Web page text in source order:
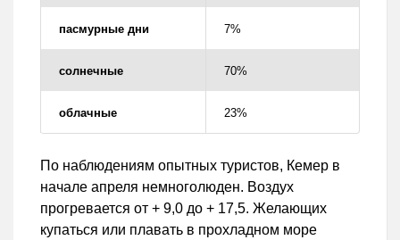
пасмурные дни 7%
солнечные 70%
облачные 23%
По наблюдениям опытных туристов, Кемер в
начале апреля немноголюден. Воздух
прогревается от + 9,0 до + 17,5. Желающих
купаться или плавать в прохладном море